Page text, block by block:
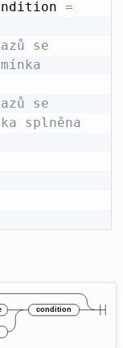
=
se
se
splněna